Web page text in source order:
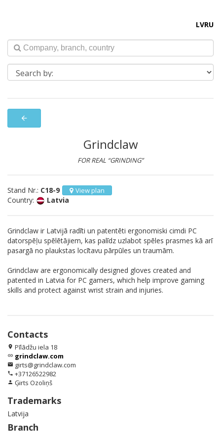
LVRU
arrow_back
Grindclaw
FOR REAL “GRINDING”
Stand Nr.: C18-9 View plan
Country: Latvia
Grindclaw ir Latvijā radīti un patentēti ergonomiski cimdi PC
datorspēļu spēlētājiem, kas palīdz uzlabot spēles prasmes kā arī
pasargā no plaukstas locītavu pārpūles un traumām.
Grindclaw are ergonomically designed gloves created and
patented in Latvia for PC gamers, which help improve gaming
skills and protect against wrist strain and injuries.
Contacts
location_on Pīlādžu iela 18
link grindclaw.com
email girts@grindclaw.com
phone +37126522982
person Ģirts Ozoliņš
Trademarks
Latvija
Branch